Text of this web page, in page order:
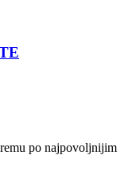
po najpovoljnijim